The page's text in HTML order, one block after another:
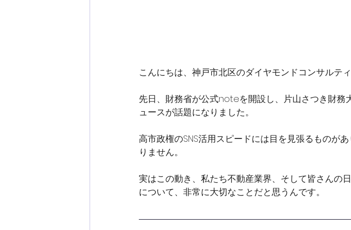
こんにちは、神戸市北区のダイヤモンドコンサルテ
先日、財務省が公式noteを開設し、片山さつき財務
ュースが話題になりました。
高市政権のSNS活用スピードには目を見張るものが
りません。
実はこの動き、私たち不動産業界、そして皆さんの
について、非常に大切なことだと思うんです。